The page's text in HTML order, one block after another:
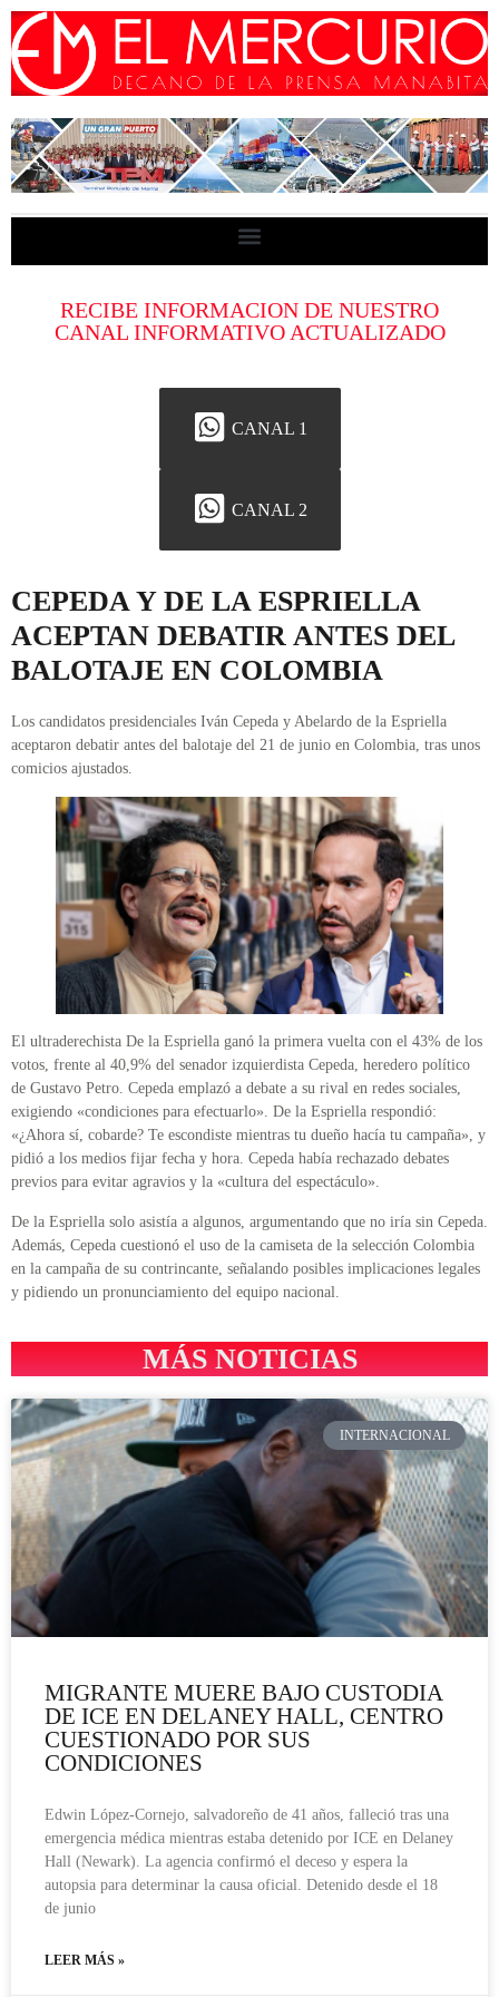
RECIBE INFORMACION DE NUESTRO
CANAL INFORMATIVO ACTUALIZADO
CANAL 1
CANAL 2
CEPEDA Y DE LA ESPRIELLA
ACEPTAN DEBATIR ANTES DEL
BALOTAJE EN COLOMBIA
Los candidatos presidenciales Iván Cepeda y Abelardo de la Espriella
aceptaron debatir antes del balotaje del 21 de junio en Colombia, tras unos
comicios ajustados.
El ultraderechista De la Espriella ganó la primera vuelta con el 43% de los
votos, frente al 40,9% del senador izquierdista Cepeda, heredero político
de Gustavo Petro. Cepeda emplazó a debate a su rival en redes sociales,
exigiendo «condiciones para efectuarlo». De la Espriella respondió:
«¿Ahora sí, cobarde? Te escondiste mientras tu dueño hacía tu campaña», y
pidió a los medios fijar fecha y hora. Cepeda había rechazado debates
previos para evitar agravios y la «cultura del espectáculo».
De la Espriella solo asistía a algunos, argumentando que no iría sin Cepeda.
Además, Cepeda cuestionó el uso de la camiseta de la selección Colombia
en la campaña de su contrincante, señalando posibles implicaciones legales
y pidiendo un pronunciamiento del equipo nacional.
MÁS NOTICIAS
INTERNACIONAL
MIGRANTE MUERE BAJO CUSTODIA
DE ICE EN DELANEY HALL, CENTRO
CUESTIONADO POR SUS
CONDICIONES
Edwin López-Cornejo, salvadoreño de 41 años, falleció tras una
emergencia médica mientras estaba detenido por ICE en Delaney
Hall (Newark). La agencia confirmó el deceso y espera la
autopsia para determinar la causa oficial. Detenido desde el 18
de junio
LEER MÁS »